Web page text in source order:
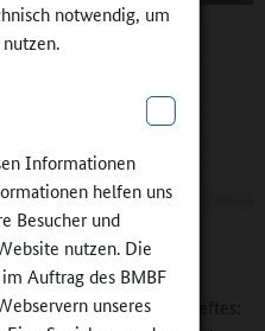
notwendig, um
Informationen
helfen uns
Besucher und
nutzen. Die
Auftrag des BMBF
unseres
der Redaktion des Heftes: